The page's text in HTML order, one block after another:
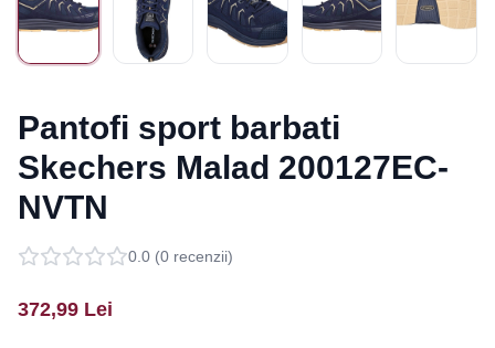
Pantofi sport barbati
Skechers Malad 200127EC-
NVTN
0.0 (0 recenzii)
372,99 Lei